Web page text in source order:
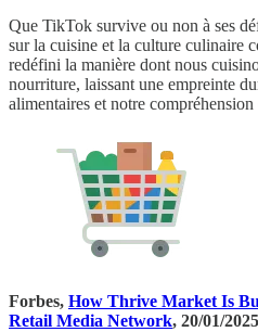
Que TikTok survive ou non à ses
sur la cuisine et la culture culinaire
redéfini la manière dont nous
nourriture, laissant une empreinte
alimentaires et notre
Forbes, How Thrive Market Is
Retail Media Network, 20/01/2025